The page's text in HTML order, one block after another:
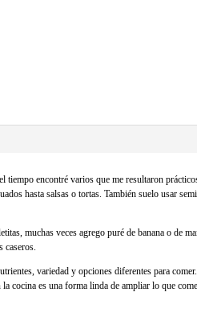
encontré varios que me resultaron
hasta salsas o tortas. También suelo usar
muchas veces agrego puré de banana o de
caseros.
variedad y opciones diferentes para
cocina es una forma linda de ampliar lo que